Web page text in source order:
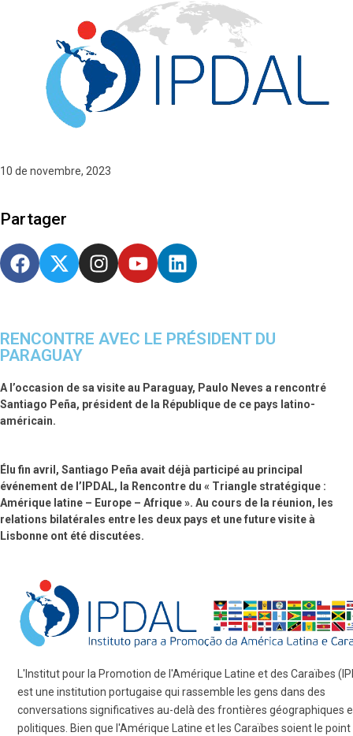
10 de novembre, 2023
Partager
RENCONTRE AVEC LE PRÉSIDENT DU
PARAGUAY
A l’occasion de sa visite au Paraguay, Paulo Neves a rencontré
Santiago Peña, président de la République de ce pays latino-
américain.
Élu fin avril, Santiago Peña avait déjà participé au principal
événement de l’IPDAL, la Rencontre du « Triangle stratégique :
Amérique latine – Europe – Afrique ». Au cours de la réunion, les
relations bilatérales entre les deux pays et une future visite à
Lisbonne ont été discutées.
L'Institut pour la Promotion de l'Amérique Latine et des Caraïbes
est une institution portugaise qui rassemble les gens dans des
conversations significatives au-delà des frontières géographiques
politiques. Bien que l'Amérique Latine et les Caraïbes soient le point